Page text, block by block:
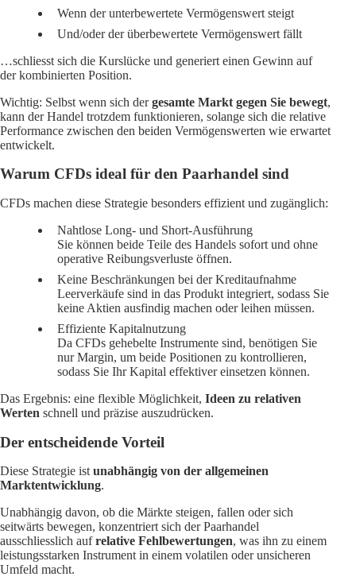
Wenn der unterbewertete Vermögenswert steigt
Und/oder der überbewertete Vermögenswert fällt
…schliesst sich die Kurslücke und generiert einen Gewinn auf
der kombinierten Position.
Wichtig: Selbst wenn sich dergesamte Markt gegen Sie bewegt,
kann der Handel trotzdem funktionieren, solange sich die relative
Performance zwischen den beiden Vermögenswerten wie erwartet
entwickelt.
Warum CFDs ideal für den Paarhandel sind
CFDs machen diese Strategie besonders effizient und zugänglich:
Nahtlose Long- und Short-Ausführung
Sie können beide Teile des Handels sofort und ohne
operative Reibungsverluste öffnen.
Keine Beschränkungen bei der Kreditaufnahme
Leerverkäufe sind in das Produkt integriert, sodass Sie
keine Aktien ausfindig machen oder leihen müssen.
Effiziente Kapitalnutzung
Da CFDs gehebelte Instrumente sind, benötigen Sie
nur Margin, um beide Positionen zu kontrollieren,
sodass Sie Ihr Kapital effektiver einsetzen können.
Das Ergebnis: eine flexible Möglichkeit, Ideen zu relativen
Werten schnell und präzise auszudrücken.
Der entscheidende Vorteil
Diese Strategie istunabhängig von der allgemeinen
Marktentwicklung.
Unabhängig davon, ob die Märkte steigen, fallen oder sich
seitwärts bewegen, konzentriert sich der Paarhandel
ausschliesslich aufrelative Fehlbewertungen, was ihn zu einem
leistungsstarken Instrument in einem volatilen oder unsicheren
Umfeld macht.